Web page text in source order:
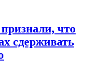
что
сдерживать